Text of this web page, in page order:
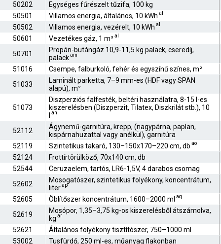
50202
Egységes fűrészelt tűzifa, 100 kg
50501
Villamos energia, általános, 10 kWh al
50502 Villamos energia, vezérelt, 10 kWh al
50601 Vezetékes gáz, 1 m³ al
50701
Propán-butángáz 10,9-11,5 kg palack, cseredíj,
palackam
51016
Csempe, falburkoló, fehér és egyszínű színes, m²
51033
Laminált parketta, 7–9 mm-es (HDF vagy SPAN
alapú), m²
51073
Diszperziós falfesték, beltéri használatra, 8-15 l-es
kiszerelésben (Diszperzit, Tilatex, Diszkrilát stb.), 10
an
52112
Ágynemű-garnitúra, krepp, (nagypárna, paplan,
kispárnahuzattal vagy anélkül), garnitúra
52119
Szintetikus takaró, 130–150x170–220 cm, db ao
52124
Frottírtörülköző, 70x140 cm, db
52544
Ceruzaelem, tartós, LR6-1,5V, 4 darabos csomag
52602
Mosogatószer, szintetikus folyékony, koncentrátum,
literap
52605 Öblítőszer koncentrátum, 1600–2000 ml aq
52619
Mosópor, 1,35–3,75 kg-os kiszerelésből átszámolva,
kg ar
52621
Általános folyékony tisztítószer, 750–1000 ml
53002
Tusfürdő, 250 ml-es, műanyag flakonban